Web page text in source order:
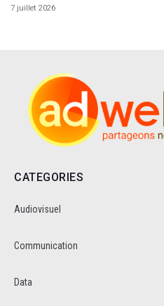
7 juillet 2026
CATEGORIES
Audiovisuel
Communication
Data